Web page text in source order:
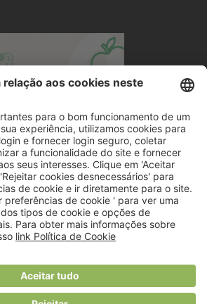
© 2018 Viver Saudável